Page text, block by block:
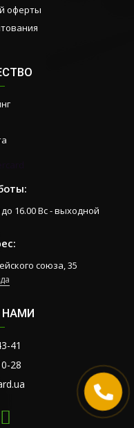
оферты
до 16.00 Вс - выходной
союза, 35
НАМИ
41
28